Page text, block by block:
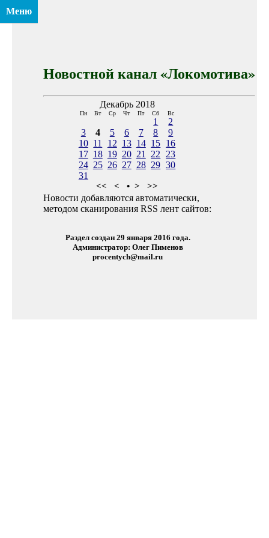
Меню
Новостной канал «Локомотива»
Декабрь 2018
Пн Вт Ср Чт Пт Сб Вс
1
2
3
4 5 6 7 8
9
10 11 12 13 14 15 16
17 18 19 20 21 22
23
24 25 26 27 28 29 30
31
<< < • > >>
Новости добавляются автоматически,
методом сканирования RSS лент сайтов:
Раздел создан 29 января 2016 года.
Администратор: Олег Пименов
procentych@mail.ru